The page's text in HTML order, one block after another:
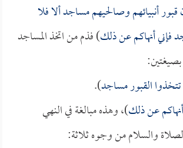
أنبيائهم وصالحيهم مساجد ألا فلا
فإني أنهاكم عن ذلك) فذم من اتخذ المساجد
القبور مساجد).
عن ذلك)، وهذه مبالغة في النهي
والسلام من وجوه ثلاثة: